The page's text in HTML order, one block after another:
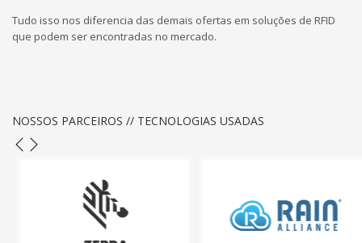
Tudo isso nos diferencia das demais ofertas em soluções de RFID
que podem ser encontradas no mercado.
NOSSOS PARCEIROS // TECNOLOGIAS USADAS